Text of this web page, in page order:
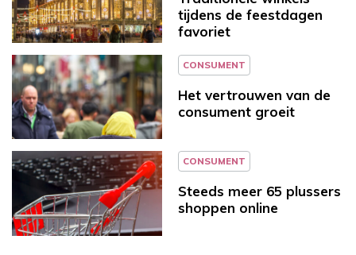
tijdens de feestdagen
favoriet
CONSUMENT
Het vertrouwen van de
consument groeit
CONSUMENT
Steeds meer 65 plussers
shoppen online